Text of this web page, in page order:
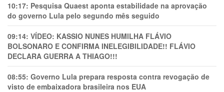
10:17: Pesquisa Quaest aponta estabilidade na aprovação
do governo Lula pelo segundo mês seguido
09:14: VÍDEO: KASSIO NUNES HUMlLHA FLÁVIO
BOLSONARO E CONFIRMA INELEGIBILIDADE!! FLÁVIO
DECLARA GUERRA A THIAGO!!!
08:55: Governo Lula prepara resposta contra revogação de
visto de embaixadora brasileira nos EUA